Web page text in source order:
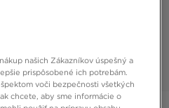
našich Zákazníkov úspešný a
prispôsobené ich potrebám.
voči bezpečnosti všetkých
chcete, aby sme informácie o